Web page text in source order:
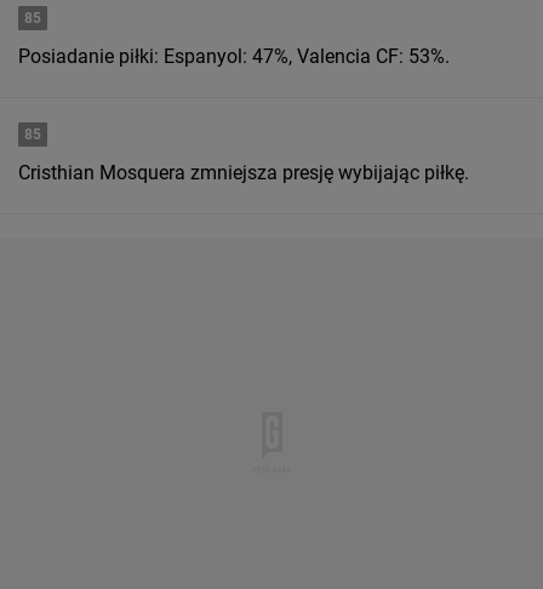
85
Posiadanie piłki: Espanyol: 47%, Valencia CF: 53%.
85
Cristhian Mosquera zmniejsza presję wybijając piłkę.